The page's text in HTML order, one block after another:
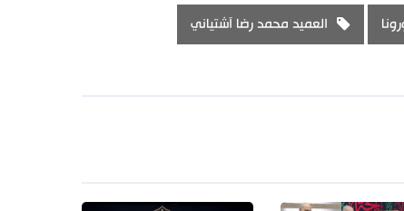
العميد محمد رضا آشتياني